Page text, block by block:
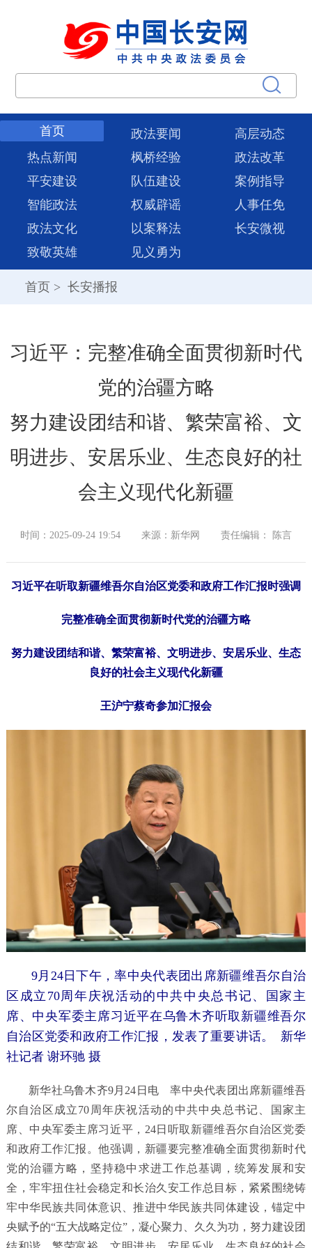
首页 政法要闻
高层动态
热点新闻
枫桥经验
政法改革
平安建设
队伍建设
案例指导
智能政法
权威辟谣
人事任免
政法文化
以案释法
长安微视
致敬英雄
见义勇为
首页 > 长安播报
习近平：完整准确全面贯彻新时代
党的治疆方略
努力建设团结和谐、繁荣富裕、文
明进步、安居乐业、生态良好的社
会主义现代化新疆
时间：2025-09-24 19:54 来源：新华网 责任编辑： 陈言
习近平在听取新疆维吾尔自治区党委和政府工作汇报时强调
完整准确全面贯彻新时代党的治疆方略
努力建设团结和谐、繁荣富裕、文明进步、安居乐业、生态
良好的社会主义现代化新疆
王沪宁蔡奇参加汇报会
9月24日下午，率中央代表团出席新疆维吾尔自治
区成立70周年庆祝活动的中共中央总书记、国家主
席、中央军委主席习近平在乌鲁木齐听取新疆维吾尔
自治区党委和政府工作汇报，发表了重要讲话。
新华
社记者 谢环驰 摄
新华社乌鲁木齐9月24日电 率中央代表团出席新疆维吾
尔自治区成立70周年庆祝活动的中共中央总书记、国家主
席、中央军委主席习近平，24日听取新疆维吾尔自治区党委
和政府工作汇报。他强调，新疆要完整准确全面贯彻新时代
党的治疆方略，坚持稳中求进工作总基调，统筹发展和安
全，牢牢扭住社会稳定和长治久安工作总目标，紧紧围绕铸
牢中华民族共同体意识、推进中华民族共同体建设，锚定中
央赋予的“五大战略定位”，凝心聚力、久久为功，努力建设团